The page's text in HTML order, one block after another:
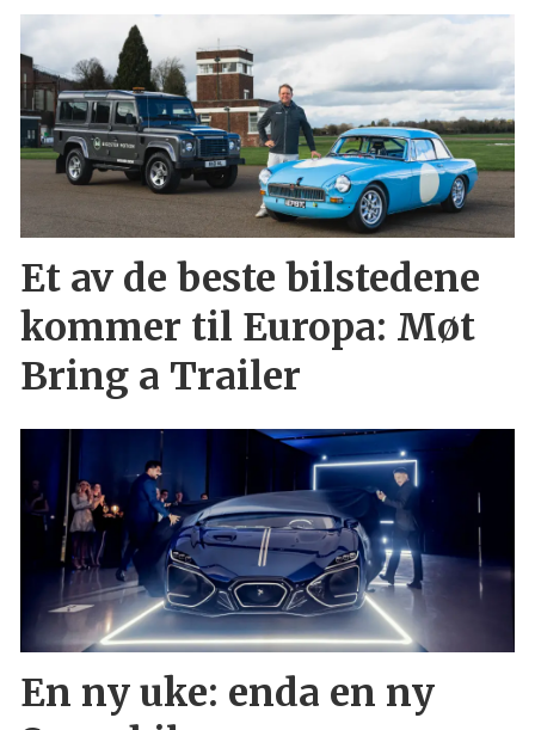
Et av de beste bilstedene
kommer til Europa: Møt
Bring a Trailer
En ny uke: enda en ny